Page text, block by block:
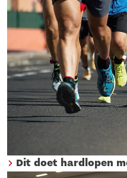
Dit doet hardlopen